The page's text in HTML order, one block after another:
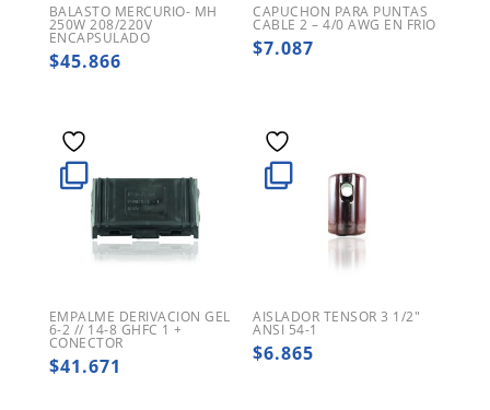
BALASTO MERCURIO- MH
250W 208/220V
ENCAPSULADO
$45.866
CAPUCHON PARA PUNTAS
CABLE 2 – 4/0 AWG EN FRIO
$7.087
EMPALME DERIVACION GEL
6-2 // 14-8 GHFC 1 +
CONECTOR
$41.671
AISLADOR TENSOR 3 1/2″
ANSI 54-1
$6.865